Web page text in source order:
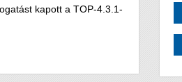
kapott a TOP-4.3.1-